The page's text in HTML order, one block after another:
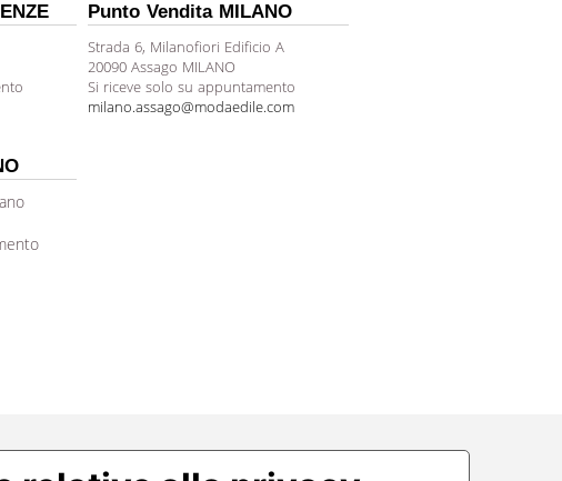
Punto Vendita MILANO
Strada 6, Milanofiori Edificio A
20090 Assago MILANO
Si riceve solo su appuntamento
milano.assago@modaedile.com